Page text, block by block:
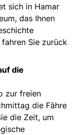
sich in Hamar
das Ihnen
Sie zurück
die
zur freien
die Fähre
die Zeit, um